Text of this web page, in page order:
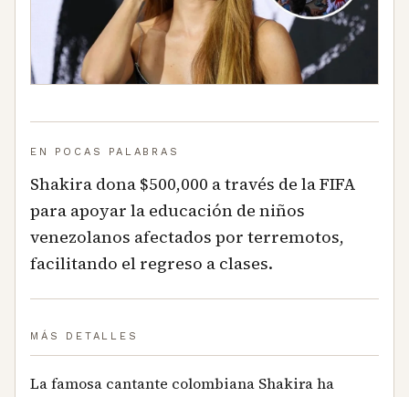
EN POCAS PALABRAS
Shakira dona $500,000 a través de la FIFA
para apoyar la educación de niños
venezolanos afectados por terremotos,
facilitando el regreso a clases.
MÁS DETALLES
La famosa cantante colombiana Shakira ha